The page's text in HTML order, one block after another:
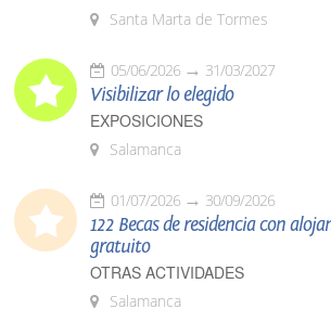
Santa Marta de Tormes
05/06/2026 31/03/2027
Visibilizar lo elegido
EXPOSICIONES
Salamanca
01/07/2026 30/09/2026
122 Becas de residencia con
gratuito
OTRAS ACTIVIDADES
Salamanca